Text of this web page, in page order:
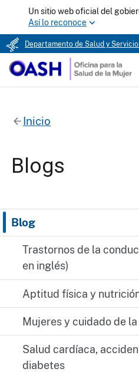
Un sitio web oficial del
Así lo reconoce
Departamento de Salud y
Inicio
Blog
Trastornos de la
en inglés)
Aptitud física y
Mujeres y cuidado de
Salud cardíaca,
diabetes
Blogs